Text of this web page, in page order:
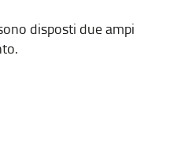
disposti due ampi